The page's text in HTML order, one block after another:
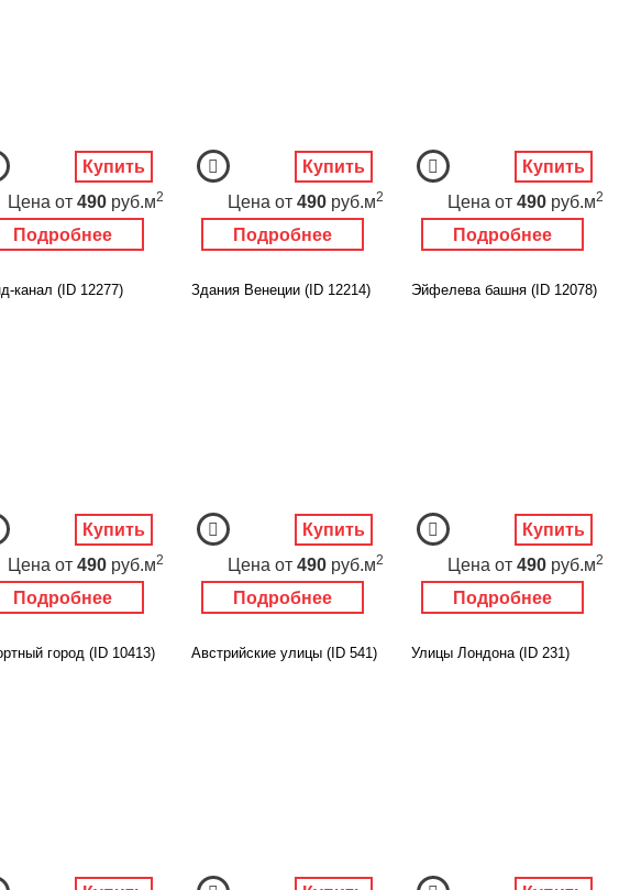
Подробнее
Цена от 490 руб.м2
Купить
Подробнее
Цена от 490 руб.м2
Купить
Подробнее
Цена от 490 руб.м2
Купить
канал (ID 12277)
Подробнее
Цена от 490 руб.м2
Купить
Здания Венеции (ID 12214)
Подробнее
Цена от 490 руб.м2
Купить
Эйфелева башня (ID 12078)
Подробнее
Цена от 490 руб.м2
Купить
город (ID 10413) Австрийские улицы (ID 541) Улицы Лондона (ID 231)